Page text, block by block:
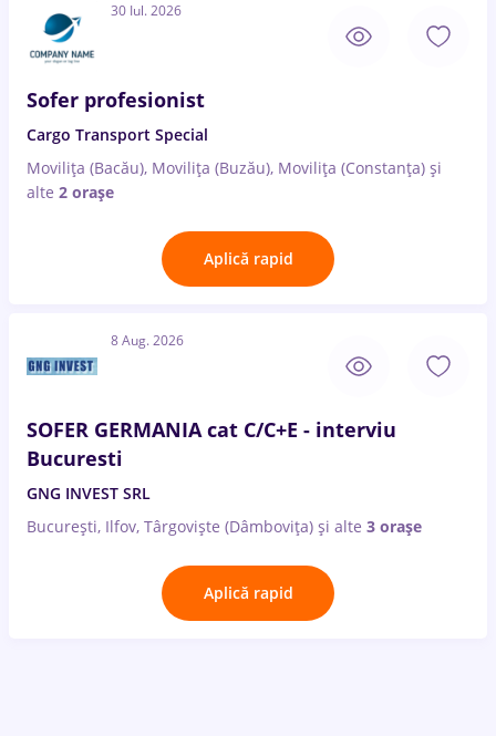
30 Iul. 2026
Sofer profesionist
Cargo Transport Special
Movilița (Bacău), Movilița (Buzău), Movilița (Constanța) și
alte 2 orașe
Aplică rapid
8 Aug. 2026
SOFER GERMANIA cat C/C+E - interviu
Bucuresti
GNG INVEST SRL
București, Ilfov, Târgoviște (Dâmbovița) și alte 3 orașe
Aplică rapid